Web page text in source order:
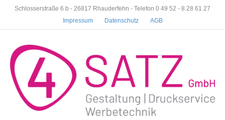
Schlosserstraße 6 b - 26817 Rhauderfehn - Telefon 0 49 52 - 8 28 61 27
Impressum
Datenschutz AGB